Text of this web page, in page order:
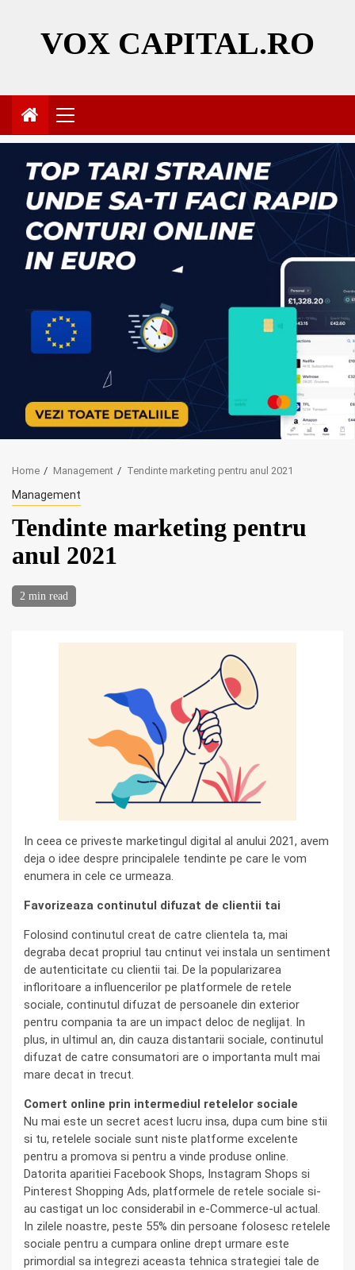
VOX CAPITAL.RO
Primary
Menu
Home Management Tendinte marketing pentru anul 2021
Management
Tendinte marketing pentru
anul 2021
2 min read
In ceea ce priveste marketingul digital al anului 2021, avem
deja o idee despre principalele tendinte pe care le vom
enumera in cele ce urmeaza.
Favorizeaza continutul difuzat de clientii tai
Folosind continutul creat de catre clientela ta, mai
degraba decat propriul tau cntinut vei instala un sentiment
de autenticitate cu clientii tai. De la popularizarea
infloritoare a influencerilor pe platformele de retele
sociale, continutul difuzat de persoanele din exterior
pentru compania ta are un impact deloc de neglijat. In
plus, in ultimul an, din cauza distantarii sociale, continutul
difuzat de catre consumatori are o importanta mult mai
mare decat in trecut.
Comert online prin intermediul retelelor sociale
Nu mai este un secret acest lucru insa, dupa cum bine stii
si tu, retelele sociale sunt niste platforme excelente
pentru a promova si pentru a vinde produse online.
Datorita aparitiei Facebook Shops, Instagram Shops si
Pinterest Shopping Ads, platformele de retele sociale si-
au castigat un loc considerabil in e-Commerce-ul actual.
In zilele noastre, peste 55% din persoane folosesc retelele
sociale pentru a cumpara online drept urmare este
primordial sa integrezi aceasta tehnica strategiei tale de